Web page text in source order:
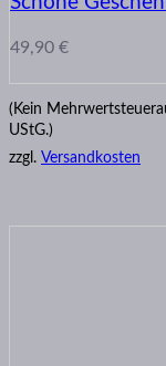
49,90 €
(Kein
UStG.)
zzgl. Versandkosten